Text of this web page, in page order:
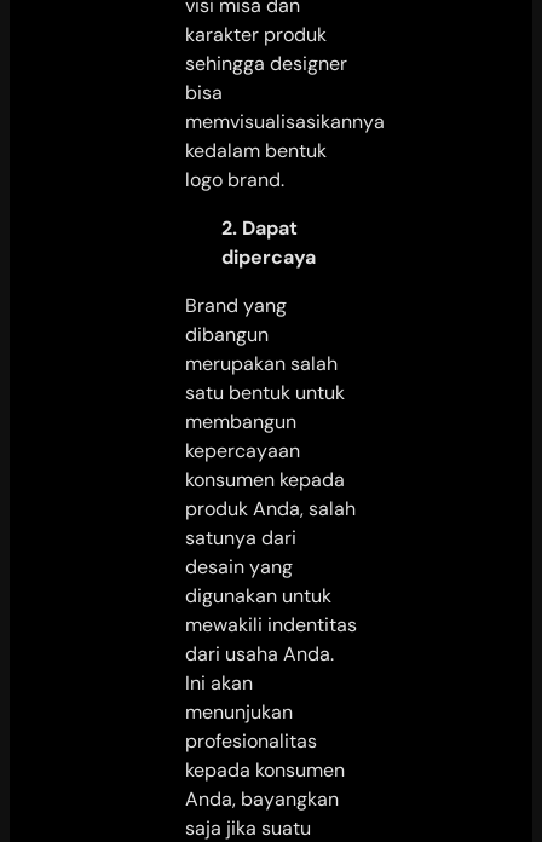
visi misa dan
karakter produk
sehingga designer
bisa
memvisualisasikannya
kedalam bentuk
logo brand.
2. Dapat
dipercaya
Brand yang
dibangun
merupakan salah
satu bentuk untuk
membangun
kepercayaan
konsumen kepada
produk Anda, salah
satunya dari
desain yang
digunakan untuk
mewakili indentitas
dari usaha Anda.
Ini akan
menunjukan
profesionalitas
kepada konsumen
Anda, bayangkan
saja jika suatu